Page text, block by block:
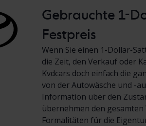
Gebrauchte 1-
Festpreis
Wenn Sie einen 1-Dollar-
die Zeit, den Verkauf oder
Kvdcars doch einfach die
von der Autowäsche und -
Information über den
übernehmen den
Formalitäten für die